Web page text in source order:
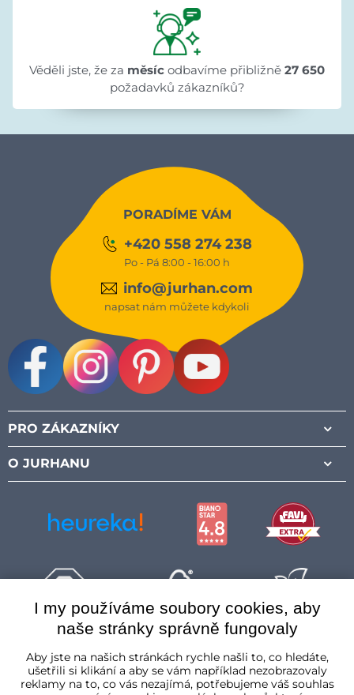
Věděli jste, že za měsíc odbavíme přibližně 27 650
požadavků zákazníků?
PORADÍME VÁM
+420 558 274 238
Po - Pá 8:00 - 16:00 h
info@jurhan.com
napsat nám můžete kdykoli
PRO ZÁKAZNÍKY
O JURHANU
I my používáme soubory cookies, aby
naše stránky správně fungovaly
Aby jste na našich stránkách rychle našli to, co hledáte,
ušetřili si klikání a aby se vám například nezobrazovaly
reklamy na to, co vás nezajímá, potřebujeme váš souhlas